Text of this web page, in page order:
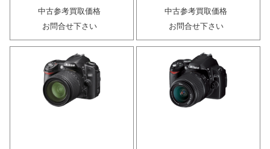
中古参考買取価格
お問合せ下さい
中古参考買取価格
お問合せ下さい